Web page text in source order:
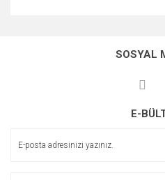
kullanarak tarafımıza iletebilirsiniz.
Görüş ve önerileriniz için teşekkür
Ürün açıklamasında eksik
SOSYAL
E-